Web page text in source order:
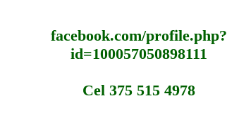
facebook.com/profile.php?
id=100057050898111
Cel 375 515 4978